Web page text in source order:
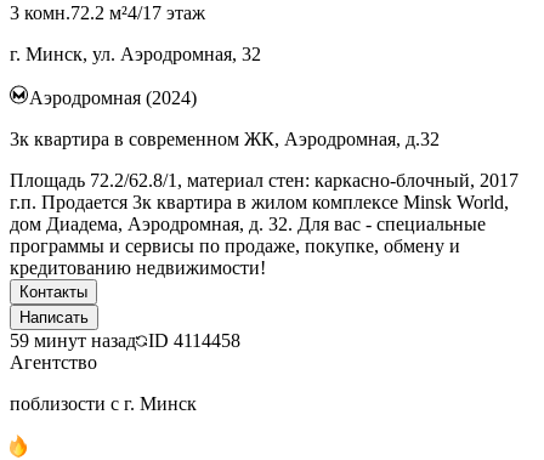
3 комн.72.2 м²4/17 этаж
г. Минск, ул. Аэродромная, 32
Аэродромная (2024)
3к квартира в современном ЖК, Аэродромная, д.32
Площадь 72.2/62.8/1, материал стен: каркасно-блочный, 2017
г.п. Продается 3к квартира в жилом комплексе Minsk World,
дом Диадема, Аэродромная, д. 32. Для вас - специальные
программы и сервисы по продаже, покупке, обмену и
кредитованию недвижимости!
Контакты
Написать
59 минут назад ID 4114458
Агентство
поблизости с г. Минск